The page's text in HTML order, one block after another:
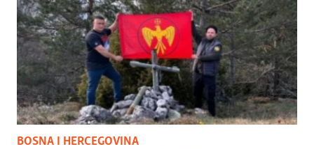
BOSNA I HERCEGOVINA